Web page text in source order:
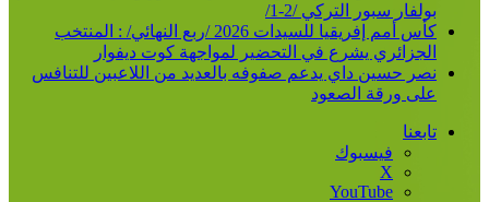
بولفار سبور التركي /2-1/
كأس أمم إفريقيا للسيدات 2026 /ربع النهائي/ : المنتخب
الجزائري يشرع في التحضير لمواجهة كوت ديفوار
نصر حسين داي يدعم صفوفه بالعديد من اللاعبين للتنافس
على ورقة الصعود
تابعنا
فيسبوك
‫X
‫YouTube